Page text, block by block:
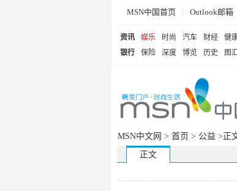
MSN中国首页 | Outlook邮箱
资讯 娱乐 时尚 汽车 财经
健
银行
保险 深度 博览 历史 图
MSN中文网 > 首页 > 公益 >正
正文